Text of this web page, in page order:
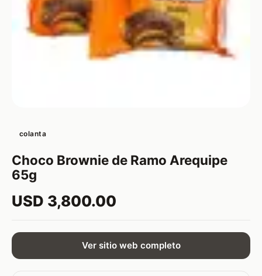
colanta
Choco Brownie de Ramo Arequipe
65g
USD 3,800.00
Ver sitio web completo